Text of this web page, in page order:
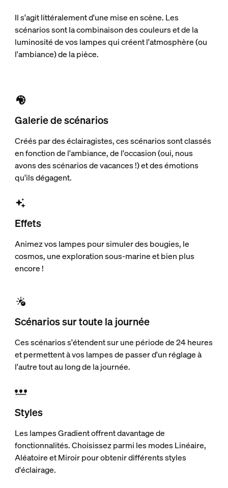
Il s'agit littéralement d'une mise en scène. Les
scénarios sont la combinaison des couleurs et de la
luminosité de vos lampes qui créent l'atmosphère (ou
l'ambiance) de la pièce.
Galerie de scénarios
Créés par des éclairagistes, ces scénarios sont classés
en fonction de l'ambiance, de l'occasion (oui, nous
avons des scénarios de vacances !) et des émotions
qu'ils dégagent.
Effets
Animez vos lampes pour simuler des bougies, le
cosmos, une exploration sous-marine et bien plus
encore !
Scénarios sur toute la journée
Ces scénarios s'étendent sur une période de 24 heures
et permettent à vos lampes de passer d'un réglage à
l'autre tout au long de la journée.
Styles
Les lampes Gradient offrent davantage de
fonctionnalités. Choisissez parmi les modes Linéaire,
Aléatoire et Miroir pour obtenir différents styles
d'éclairage.